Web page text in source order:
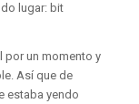
lugar: bit
por un momento y
Así que de
estaba yendo